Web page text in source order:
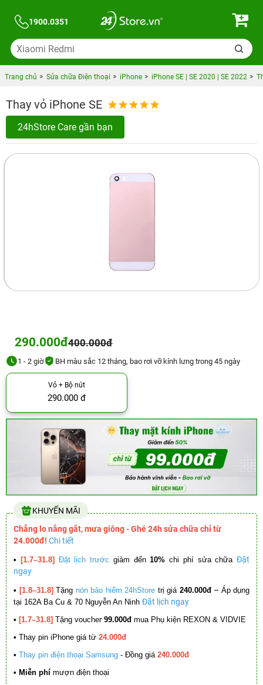
1900.0351
Trang chủ Sửa chữa Điện thoại iPhone iPhone SE | SE 2020 | SE 2022
Thay vỏ iPhone SE
24hStore Care gần bạn
290.000đ400.000đ
1 - 2 giờ BH màu sắc 12 tháng, bao rơi vỡ kính lưng trong 45 ngày
Vỏ + Bộ nút
290.000 đ
KHUYẾN MÃI
Chẳng lo nắng gắt, mưa giông - Ghé 24h sửa chữa chỉ từ
24.000đ! Chi tiết
• [1.7–31.8] Đặt lịch trước giảm đến10% chi phí sửa chữa Đặt
ngay
• [1.8–31.8] Tặng nón bảo hiểm 24hStore trị giá 240.000đ – Áp dụng
tại 162A Ba Cu & 70 Nguyễn An Ninh Đặt lịch ngay
• [1.7–31.8] Tặng voucher 99.000đ mua Phụ kiện REXON & VIDVIE
• Thay pin iPhone giá từ 24.000đ
• Thay pin điện thoại Samsung - Đồng giá 240.000đ
• Miễn phí mượn điện thoại